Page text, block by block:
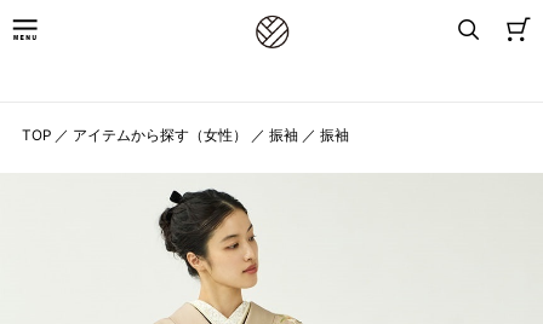
TOP ／ アイテムから探す（女性） ／ 振袖 ／ 振袖